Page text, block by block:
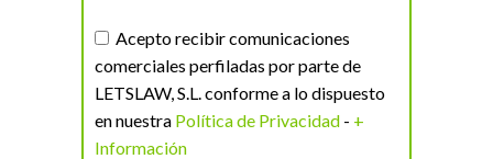
Acepto recibir comunicaciones
comerciales perfiladas por parte de
LETSLAW, S.L. conforme a lo dispuesto
en nuestra Política de Privacidad - +
Información